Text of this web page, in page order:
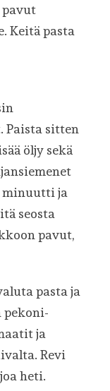
pavut
Keitä pasta
Paista sitten
öljy sekä
minuutti ja
seosta
pavut,
pasta ja
pekoni-
ja
Revi
heti.